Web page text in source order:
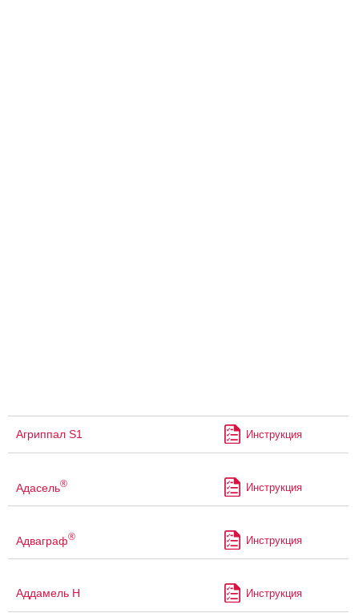
Агриппал S1 Инструкция
Адасель® Инструкция
Адваграф® Инструкция
Аддамель Н Инструкция